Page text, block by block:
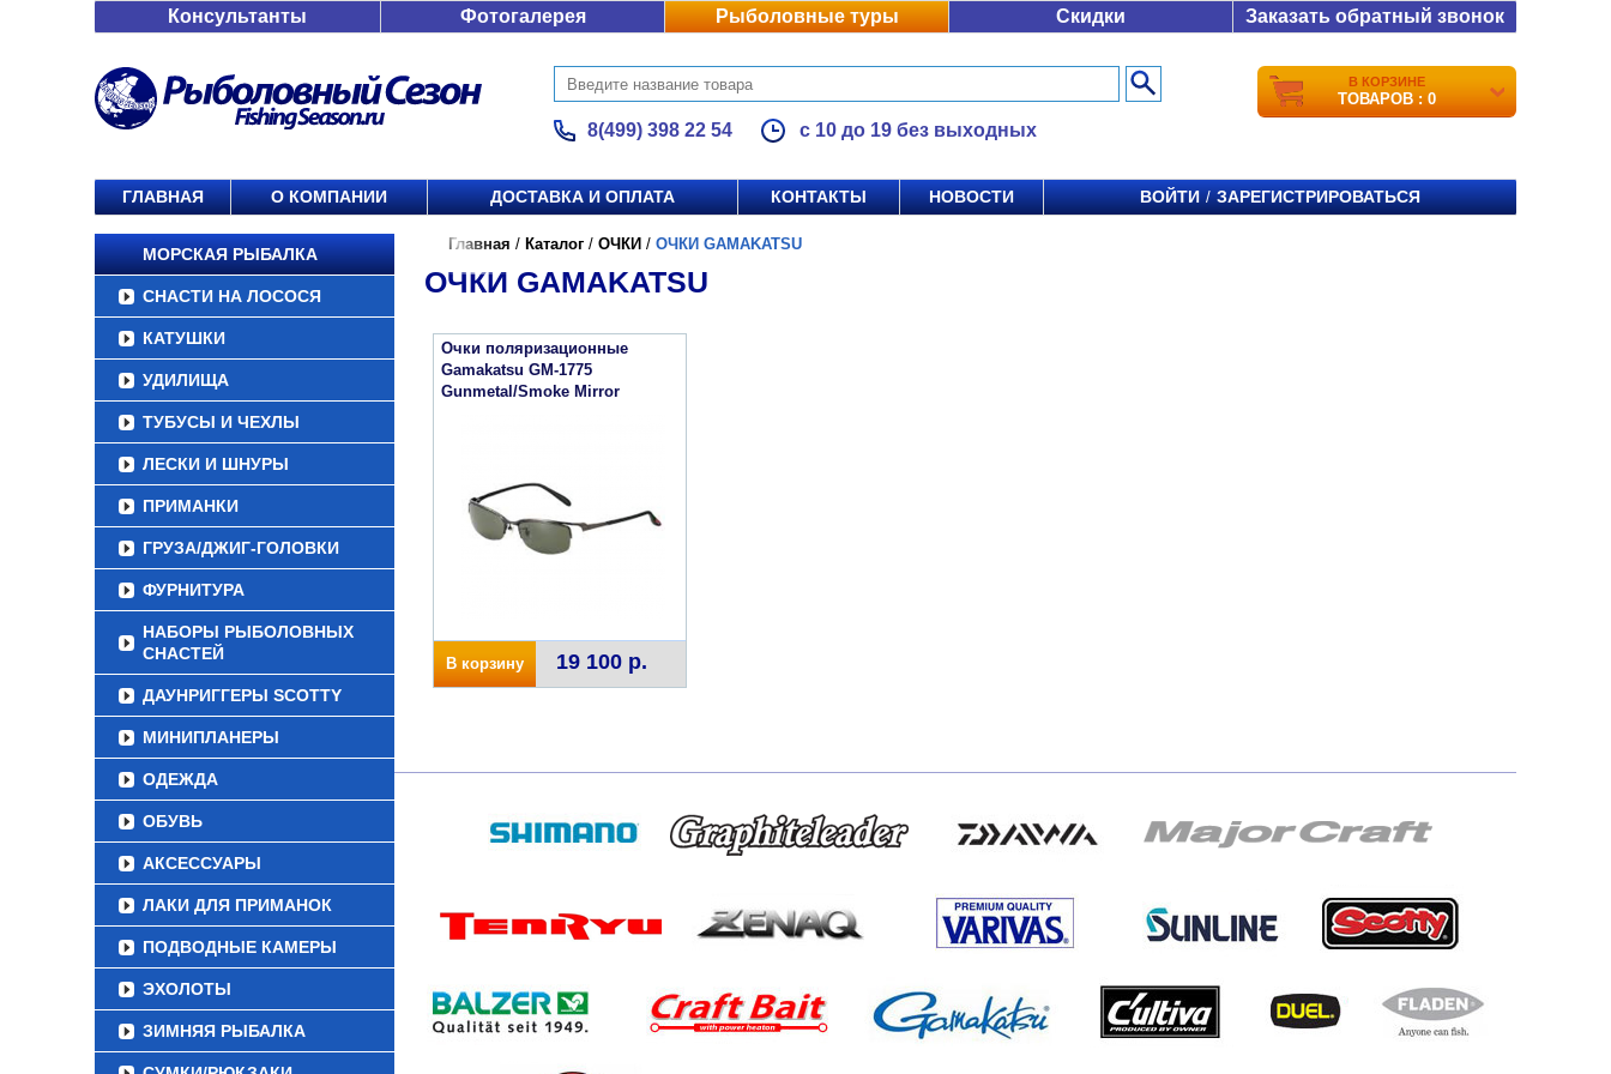
Консультанты Фотогалерея Рыболовные туры Скидки Заказать обратный звонок
8(499) 398 22 54 с 10 до 19 без выходных
В КОРЗИНЕ
ТОВАРОВ : 0
ГЛАВНАЯ О КОМПАНИИ ДОСТАВКА И ОПЛАТА КОНТАКТЫ НОВОСТИ ВОЙТИ / ЗАРЕГИСТРИРОВАТЬСЯ
МОРСКАЯ РЫБАЛКА
СНАСТИ НА ЛОСОСЯ
КАТУШКИ
УДИЛИЩА
ТУБУСЫ И ЧЕХЛЫ
ЛЕСКИ И ШНУРЫ
ПРИМАНКИ
ГРУЗА/ДЖИГ-ГОЛОВКИ
ФУРНИТУРА
НАБОРЫ РЫБОЛОВНЫХ
СНАСТЕЙ
ДАУНРИГГЕРЫ SCOTTY
МИНИПЛАНЕРЫ
ОДЕЖДА
ОБУВЬ
АКСЕССУАРЫ
ЛАКИ ДЛЯ ПРИМАНОК
ПОДВОДНЫЕ КАМЕРЫ
ЭХОЛОТЫ
ЗИМНЯЯ РЫБАЛКА
Главная / Каталог / ОЧКИ / ОЧКИ GAMAKATSU
ОЧКИ GAMAKATSU
Очки поляризационные
Gamakatsu GM-1775
Gunmetal/Smoke Mirror
В корзину 19 100 р.